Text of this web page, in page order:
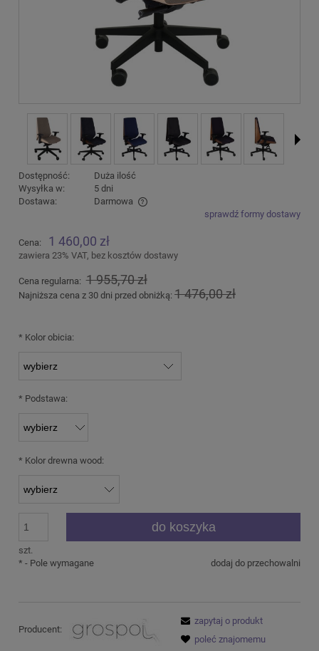
Dostępność:
Duża ilość
Wysyłka w:
5 dni
Dostawa:
Darmowa
Cena nie zawiera ewentualnych kosztów płatnościsprawdź formy dostawy
Cena: 1 460,00 zł
zawiera 23% VAT, bez kosztów dostawy
Cena regularna: 1 955,70 zł
Najniższa cena z 30 dni przed obniżką: 1 476,00 zł
* Kolor obicia:
* Podstawa:
* Kolor drewna wood:
szt.
do koszyka
dodaj do przechowalni
* - Pole wymagane
Producent:
zapytaj o produkt
poleć znajomemu